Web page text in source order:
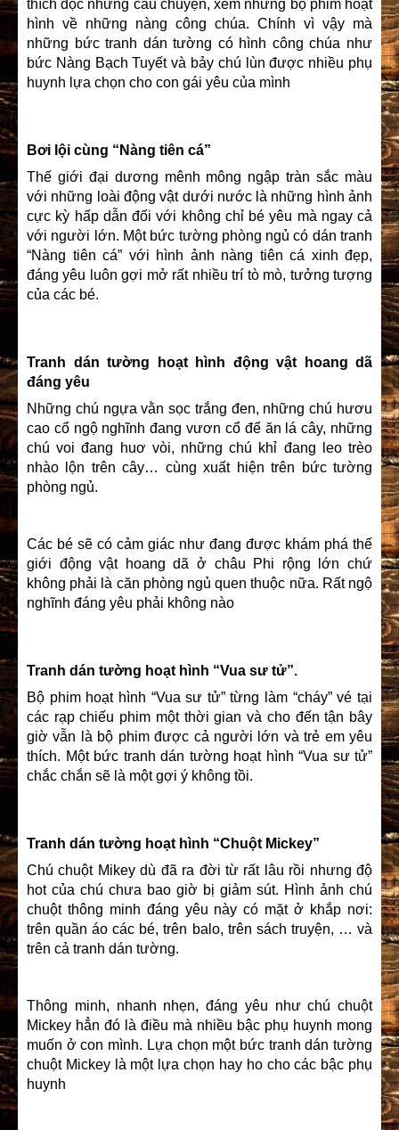
thích đọc những câu chuyện, xem những bộ phim hoạt
hình về những nàng công chúa. Chính vì vậy mà
những bức tranh dán tường có hình công chúa như
bức Nàng Bạch Tuyết và bảy chú lùn được nhiều phụ
huynh lựa chọn cho con gái yêu của mình
Bơi lội cùng “Nàng tiên cá”
Thế giới đại dương mênh mông ngập tràn sắc màu
với những loài động vật dưới nước là những hình ảnh
cực kỳ hấp dẫn đối với không chỉ bé yêu mà ngay cả
với người lớn. Một bức tường phòng ngủ có dán tranh
“Nàng tiên cá” với hình ảnh nàng tiên cá xinh đẹp,
đáng yêu luôn gợi mở rất nhiều trí tò mò, tưởng tượng
của các bé.
Tranh dán tường hoạt hình động vật hoang dã
đáng yêu
Những chú ngựa vằn sọc trắng đen, những chú hươu
cao cổ ngộ nghĩnh đang vươn cổ để ăn lá cây, những
chú voi đang huơ vòi, những chú khỉ đang leo trèo
nhào lộn trên cây… cùng xuất hiện trên bức tường
phòng ngủ.
Các bé sẽ có cảm giác như đang được khám phá thế
giới động vật hoang dã ở châu Phi rộng lớn chứ
không phải là căn phòng ngủ quen thuộc nữa. Rất ngộ
nghĩnh đáng yêu phải không nào
Tranh dán tường hoạt hình “Vua sư tử”.
Bộ phim hoạt hình “Vua sư tử” từng làm “cháy” vé tại
các rạp chiếu phim một thời gian và cho đến tận bây
giờ vẫn là bộ phim được cả người lớn và trẻ em yêu
thích. Một bức tranh dán tường hoạt hình “Vua sư tử”
chắc chắn sẽ là một gợi ý không tồi.
Tranh dán tường hoạt hình “Chuột Mickey”
Chú chuột Mikey dù đã ra đời từ rất lâu rồi nhưng độ
hot của chú chưa bao giờ bị giảm sút. Hình ảnh chú
chuột thông minh đáng yêu này có mặt ở khắp nơi:
trên quần áo các bé, trên balo, trên sách truyện, … và
trên cả tranh dán tường.
Thông minh, nhanh nhẹn, đáng yêu như chú chuột
Mickey hẳn đó là điều mà nhiều bậc phụ huynh mong
muốn ở con mình. Lựa chọn một bức tranh dán tường
chuột Mickey là một lựa chọn hay ho cho các bậc phụ
huynh